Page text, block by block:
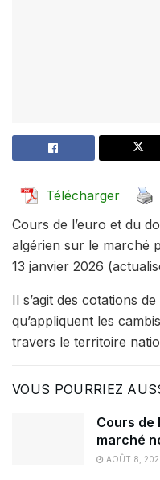
Télécharger
Cours de l’euro et du
algérien sur le marché
13 janvier 2026
Il s’agit des cotations
qu’appliquent les
travers le territoire
VOUS POURRIEZ
Cours de
marché
AOÛT 8,